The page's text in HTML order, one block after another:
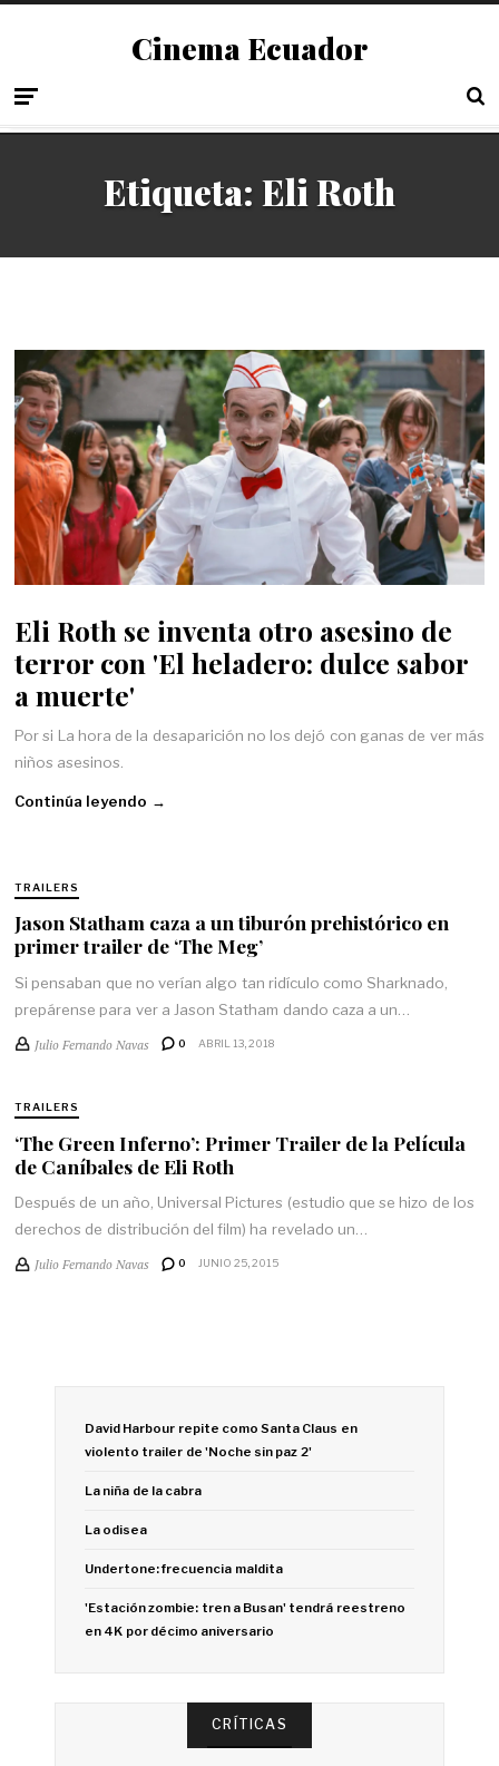
Cinema Ecuador
Etiqueta: Eli Roth
Eli Roth se inventa otro asesino de
terror con 'El heladero: dulce sabor
a muerte'
Por si La hora de la desaparición no los dejó con ganas de ver más
niños asesinos.
Continúa leyendo →
TRAILERS
Jason Statham caza a un tiburón prehistórico en
primer trailer de ‘The Meg’
Si pensaban que no verían algo tan ridículo como Sharknado,
prepárense para ver a Jason Statham dando caza a un…
Julio Fernando Navas 0 ABRIL 13, 2018
TRAILERS
‘The Green Inferno’: Primer Trailer de la Película
de Caníbales de Eli Roth
Después de un año, Universal Pictures (estudio que se hizo de los
derechos de distribución del film) ha revelado un…
Julio Fernando Navas 0 JUNIO 25, 2015
David Harbour repite como Santa Claus en
violento trailer de 'Noche sin paz 2'
La niña de la cabra
La odisea
Undertone: frecuencia maldita
'Estación zombie: tren a Busan' tendrá reestreno
en 4K por décimo aniversario
CRÍTICAS